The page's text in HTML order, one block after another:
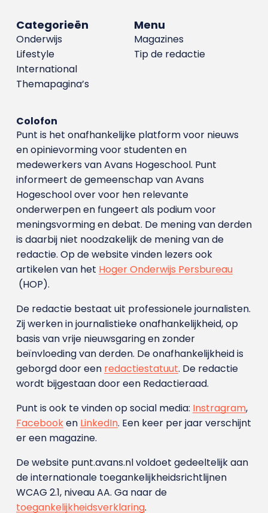
Menu
Magazines
Tip de redactie
Categorieën
Onderwijs
Lifestyle
International
Themapagina’s
Colofon
Punt is het onafhankelijke platform voor nieuws
en opinievorming voor studenten en
medewerkers van Avans Hoge­school. Punt
informeert de gemeenschap van Avans
Hogeschool over voor hen relevante
onderwerpen en fungeert als podium voor
meningsvorming en debat. De mening van derden
is daarbij niet noodzakelijk de mening van de
redactie. Op de website vinden lezers ook
artikelen van het Hoger Onderwijs Persbureau
(HOP).
De redactie bestaat uit professionele journalisten.
Zij werken in journalistieke onafhankelijkheid, op
basis van vrije nieuwsgaring en zonder
beïnvloeding van derden. De onafhankelijkheid is
geborgd door een redactiestatuut. De redactie
wordt bijgestaan door een Redactieraad.
Punt is ook te vinden op social media: Instragram,
Facebooken LinkedIn. Een keer per jaar verschijnt
er een magazine.
De website punt.avans.nl voldoet gedeeltelijk aan
de internationale toegankelijkheidsrichtlijnen
WCAG 2.1, niveau AA. Ga naar de
toegankelijkheidsverklaring.